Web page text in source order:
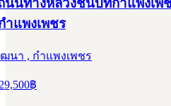
นทางหลวงชนบทกำแพงเพ
แพงเพชร
นา , กำแพงเพชร
฿